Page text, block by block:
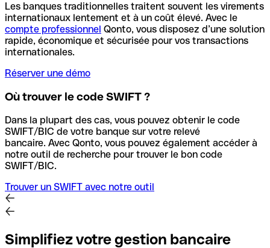
Les banques traditionnelles traitent souvent les virements
internationaux lentement et à un coût élevé. Avec le
compte professionnel Qonto, vous disposez d’une solution
rapide, économique et sécurisée pour vos transactions
internationales.
Réserver une démo
Où trouver le code SWIFT ?
Dans la plupart des cas, vous pouvez obtenir le code
SWIFT/BIC de votre banque sur votre relevé
bancaire. Avec Qonto, vous pouvez également accéder à
notre outil de recherche pour trouver le bon code
SWIFT/BIC.
Trouver un SWIFT avec notre outil
Simplifiez votre gestion bancaire